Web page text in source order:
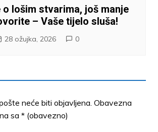
o lošim stvarima, još manje
– Vaše tijelo sluša!
28 ožujka, 2026 0
neće biti objavljena. Obavezna
sa * (obavezno)